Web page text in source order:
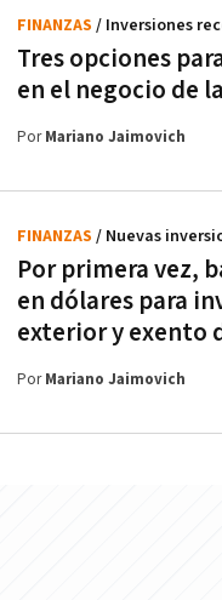
Tres opciones
en el negocio de
FINANZAS / Inversiones
PorMariano Jaimovich
Por primera vez,
en dólares para
exterior y exento
FINANZAS / Nuevas
PorMariano Jaimovich